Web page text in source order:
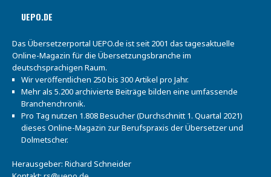
UEPO.DE
Das Übersetzerportal UEPO.de ist seit 2001 das tagesaktuelle
Online-Magazin für die Übersetzungsbranche im
deutschsprachigen Raum.
Wir veröffentlichen 250 bis 300 Artikel pro Jahr.
Mehr als 5.200 archivierte Beiträge bilden eine umfassende
Branchenchronik.
Pro Tag nutzen 1.808 Besucher (Durchschnitt 1. Quartal 2021)
dieses Online-Magazin zur Berufspraxis der Übersetzer und
Dolmetscher.
Herausgeber: Richard Schneider